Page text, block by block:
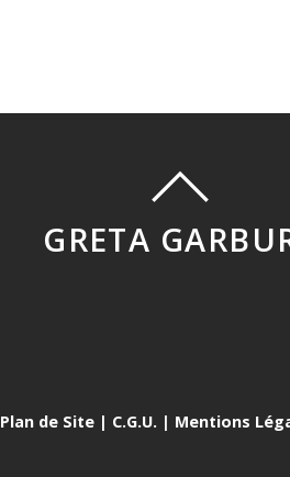
GRETA
Plan de Site | C.G.U. | Mentions